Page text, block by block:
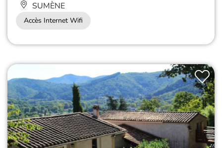
SUMÈNE
Accès Internet Wifi